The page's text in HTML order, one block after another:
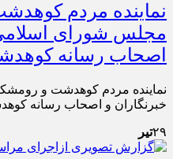
نماینده مردم
مجلس شورای اسلامی
اصحاب رسانه
نماینده مردم کوهدشت و
خبرنگاران و اصحاب رسانه
۲۹تیر